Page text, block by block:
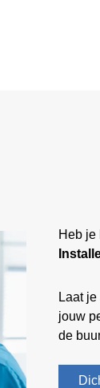
Heb je
Laat
jouw
de